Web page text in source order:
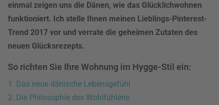
einmal zeigen uns die Dänen, wie das Glücklichwohnen
funktioniert. Ich stelle Ihnen meinen Lieblings-Pinterest-
Trend 2017 vor und verrate die geheimen Zutaten des
neuen Glücksrezepts.
So richten Sie Ihre Wohnung im Hygge-Stil ein:
1. Das neue dänische Lebensgefühl
2. Die Philosophie des Wohlfühlens